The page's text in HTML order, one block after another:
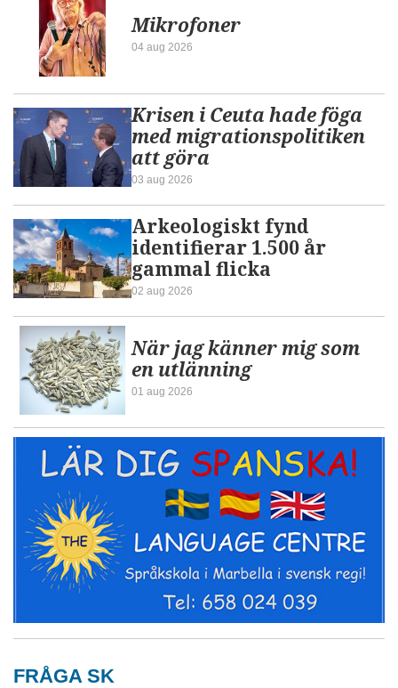
Mikrofoner
04 aug 2026
Krisen i Ceuta hade föga
med migrationspolitiken
att göra
03 aug 2026
Arkeologiskt fynd
identifierar 1.500 år
gammal flicka
02 aug 2026
När jag känner mig som
en utlänning
01 aug 2026
FRÅGA SK